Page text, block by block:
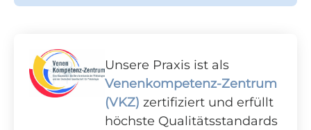
Unsere Praxis ist als
Venenkompetenz-Zentrum
(VKZ) zertifiziert und erfüllt
höchste Qualitätsstandards